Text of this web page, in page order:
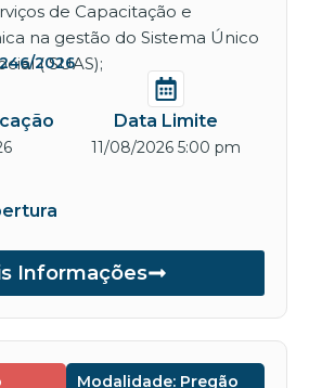
de Capacitação e
na gestão do Sistema Único
( SUAS);
2026
Data Limite
11/08/2026 5:00 pm
Informações
Modalidade: Pregão